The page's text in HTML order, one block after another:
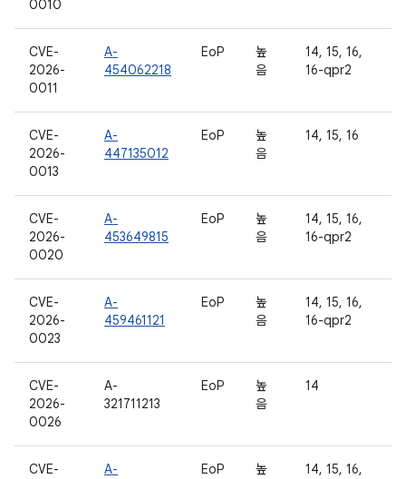
0010
CVE-
2026-
0011
A-
454062218
EoP
높
음
14, 15, 16,
16-qpr2
CVE-
2026-
0013
A-
447135012
EoP
높
음
14, 15, 16
CVE-
2026-
0020
A-
453649815
EoP
높
음
14, 15, 16,
16-qpr2
CVE-
2026-
0023
A-
459461121
EoP
높
음
14, 15, 16,
16-qpr2
CVE-
2026-
0026
A-
321711213
EoP
높
음
14
CVE-
A-
EoP
높
14, 15, 16,